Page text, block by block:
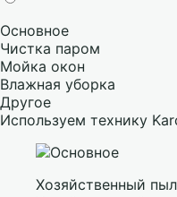
Основное
Чистка паром
Мойка окон
Влажная уборка
Другое
Используем технику
Хозяйственный